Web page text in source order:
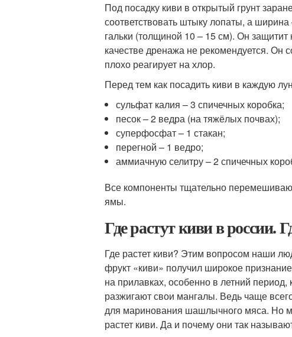
Под посадку киви в открытый грунт
соответствовать штыку лопаты, а
гальки (толщиной 10 – 15 см). Он защитит
качестве дренажа не рекомендуется. Он
плохо реагирует на хлор.
Перед тем как посадить киви в каждую
сульфат калия – 3 спичечных коробка;
песок – 2 ведра (на тяжёлых почвах);
суперфосфат – 1 стакан;
перегной – 1 ведро;
аммиачную селитру – 2 спичечных
Все компоненты тщательно
ямы.
Где растут киви в россии.
Где растет киви? Этим вопросом наши
фрукт «киви» получил широкое
на прилавках, особенно в летний
разжигают свои мангалы. Ведь чаще
для маринования шашлычного мяса. Но
растет киви. Да и почему они так